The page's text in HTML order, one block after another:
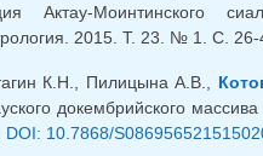
Актау-Моинтинского
2015. Т. 23. № 1. С. 26-
К.Н., Пилицына А.В.,
докембрийского
DOI: 10.7868/